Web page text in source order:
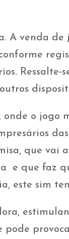
A venda de
Ressalte-
o jogo
que vai
e que faz
este sim
pode